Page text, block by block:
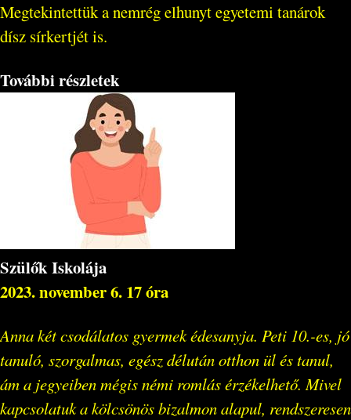
Megtekintettük a nemrég elhunyt egyetemi tanárok
dísz sírkertjét is.
További részletek
Szülők Iskolája
2023. november 6. 17 óra
Anna két csodálatos gyermek édesanyja. Peti 10.-es, jó
tanuló, szorgalmas, egész délután otthon ül és tanul,
ám a jegyeiben mégis némi romlás érzékelhető. Mivel
kapcsolatuk a kölcsönös bizalmon alapul, rendszeresen